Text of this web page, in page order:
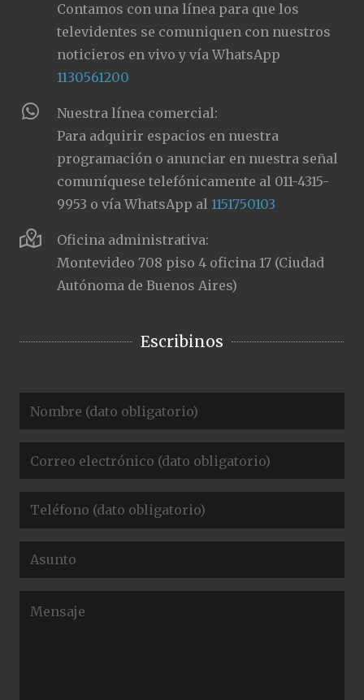
Contamos con una línea para que los
televidentes se comuniquen con nuestros
noticieros en vivo y vía WhatsApp
1130561200
Nuestra línea comercial:
Para adquirir espacios en nuestra
programación o anunciar en nuestra señal
comuníquese telefónicamente al 011-4315-
9953 o vía WhatsApp al1151750103
Oficina administrativa:
Montevideo 708 piso 4 oficina 17 (Ciudad
Autónoma de Buenos Aires)
Escribinos